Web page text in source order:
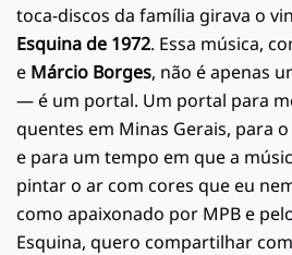
toca-discos da família girava o
Esquina de 1972. Essa música,
e Márcio Borges, não é apenas
— é um portal. Um portal para
quentes em Minas Gerais, para
e para um tempo em que a
pintar o ar com cores que eu
como apaixonado por MPB e
Esquina, quero compartilhar